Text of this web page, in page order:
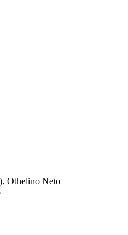
Othelino Neto